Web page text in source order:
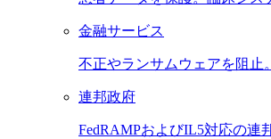
金融サービス
不正やランサムウェアを阻止
連邦政府
FedRAMPおよびIL5対応の連